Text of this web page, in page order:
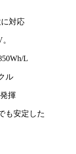
対応
L
ル
揮
も安定した